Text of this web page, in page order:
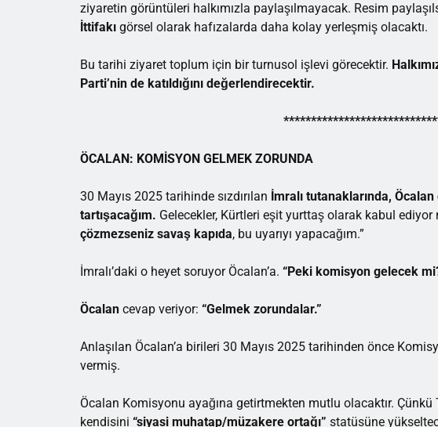
ziyaretin görüntüleri halkımızla paylaşılmayacak. Resim
İttifakı görsel olarak hafızalarda daha kolay yerleşmiş olacaktı.
Bu tarihi ziyaret toplum için bir turnusol işlevi görecektir.
Parti’nin de katıldığını değerlendirecektir.
ÖCALAN: KOMİSYON GELMEK ZORUNDA
30 Mayıs 2025 tarihinde sızdırılan İmralı tutanaklarında,
tartışacağım. Gelecekler, Kürtleri eşit yurttaş olarak kabul ediyor
çözmezseniz savaş kapıda, bu uyarıyı yapacağım.”
İmralı’daki o heyet soruyor Öcalan’a. “Peki komisyon gelecek
Öcalan cevap veriyor: “Gelmek zorundalar.”
Anlaşılan Öcalan’a birileri 30 Mayıs 2025 tarihinden önce
vermiş.
Öcalan Komisyonu ayağına getirtmekten mutlu olacaktır. Çünkü
kendisini “siyasi muhatap/müzakere ortağı” statüsüne